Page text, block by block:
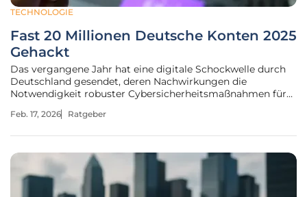
TECHNOLOGIE
Fast 20 Millionen Deutsche Konten 2025
Gehackt
Das vergangene Jahr hat eine digitale Schockwelle durch
Deutschland gesendet, deren Nachwirkungen die
Notwendigkeit robuster Cybersicherheitsmaßnahmen für
digitale Welt ist längst kein sicherer Hafen mehr, sondern
Feb. 17, 2026 Ratgeber